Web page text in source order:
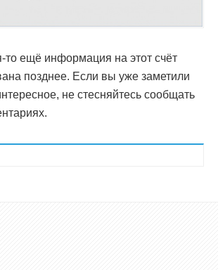
то ещё информация на этот счёт
позднее. Если вы уже заметили
не стесняйтесь сообщать